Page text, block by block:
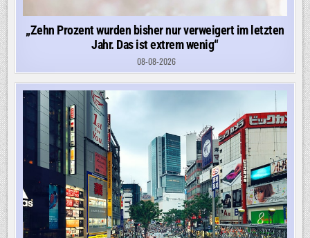
„Zehn Prozent wurden bisher nur verweigert im letzten
Jahr. Das ist extrem wenig“
08-08-2026